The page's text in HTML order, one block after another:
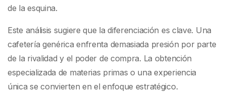
de la esquina.
Este análisis sugiere que la diferenciación es clave. Una
cafetería genérica enfrenta demasiada presión por parte
de la rivalidad y el poder de compra. La obtención
especializada de materias primas o una experiencia
única se convierten en el enfoque estratégico.